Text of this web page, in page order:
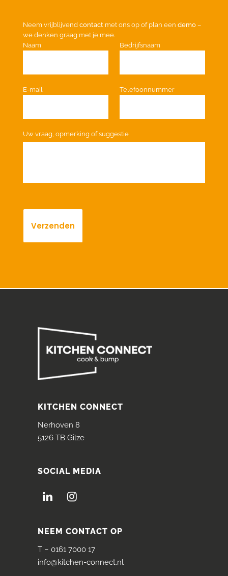
Neem vrijblijvend contact met ons op of plan een demo–
we denken graag met je mee.
Naam
Bedrijfsnaam
E-mail Telefoonnummer
Uw vraag, opmerking of suggestie
KITCHEN CONNECT
Nerhoven 8
5126 TB Gilze
SOCIAL MEDIA
NEEM CONTACT OP
T – 0161 7000 17
info@kitchen-connect.nl